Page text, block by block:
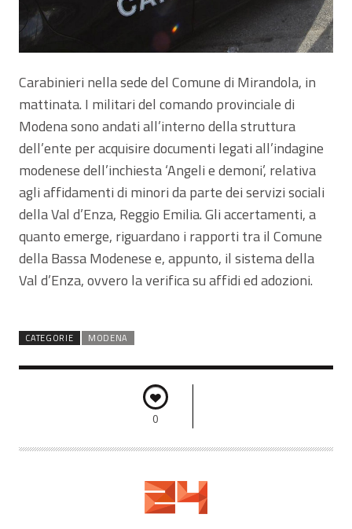
Carabinieri nella sede del Comune di Mirandola, in
mattinata. I militari del comando provinciale di
Modena sono andati all’interno della struttura
dell’ente per acquisire documenti legati all’indagine
modenese dell’inchiesta ‘Angeli e demoni’, relativa
agli affidamenti di minori da parte dei servizi sociali
della Val d’Enza, Reggio Emilia. Gli accertamenti, a
quanto emerge, riguardano i rapporti tra il Comune
della Bassa Modenese e, appunto, il sistema della
Val d’Enza, ovvero la verifica su affidi ed adozioni.
CATEGORIE MODENA
0